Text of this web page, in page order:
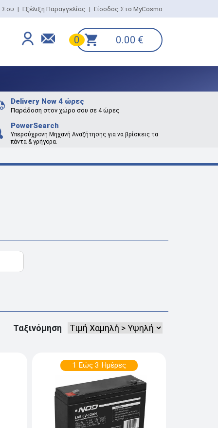
Σου | Εξέλιξη Παραγγελίας | Είσοδος Στο MyCosmo
0 0.00 €
Delivery Now 4 ώρες
Παράδοση στον χώρο σου σε 4 ώρες
PowerSearch
Υπερσύχρονη Μηχανή Αναζήτησης για να βρίσκεις τα
πάντα & γρήγορα.
Ταξινόμηση
1 Εώς 3 Ημέρες